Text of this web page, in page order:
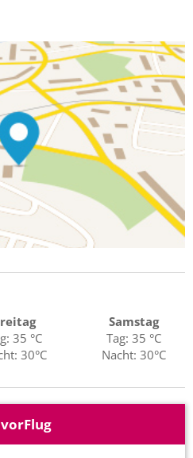
35 °C
30°C
Samstag
Tag: 35 °C
Nacht: 30°C